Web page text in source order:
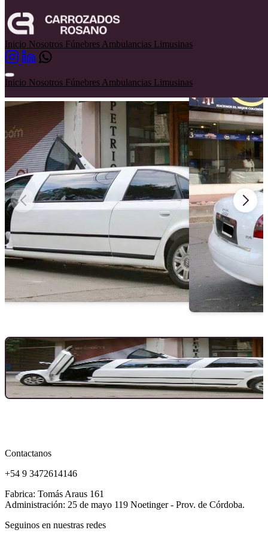
Inicio Nosotros Fúnebres Ambulancias Limusinas
Inicio Nosotros Fúnebres Ambulancias Limusinas
Limusinas
Audi
Audi
Contactanos
+54 9 3472614146
Fabrica: Tomás Araus 161
Administración: 25 de mayo 119 Noetinger - Prov. de Córdoba.
Seguinos en nuestras redes